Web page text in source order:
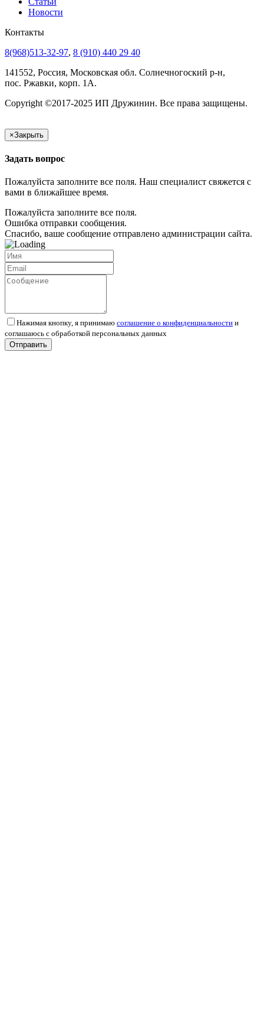
Новости
Контакты
8(968)513-32-97, 8 (910) 440 29 40
141552, Россия, Московская обл. Солнечногоский р-н,
пос. Ржавки, корп. 1А.
Copyright ©2017-2025 ИП Дружинин. Все права защищены.
×Закрыть
Задать вопрос
Пожалуйста заполните все поля. Наш специалист свяжется с
вами в ближайшее время.
Пожалуйста заполните все поля.
Ошибка отправки сообщения.
Спасибо, ваше сообщение отправлено администрации сайта.
Нажимая кнопку, я принимаю соглашение о конфиденциальности и
соглашаюсь с обработкой персональных данных
Отправить